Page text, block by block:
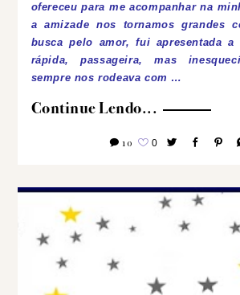
ofereceu para me acompanhar na
a amizade nos tornamos grandes
busca pelo amor, fui apresentada a
rápida, passageira, mas
sempre nos rodeava com …
Continue Lendo...
10 0